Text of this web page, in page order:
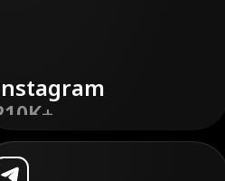
डिस्कवरकरें